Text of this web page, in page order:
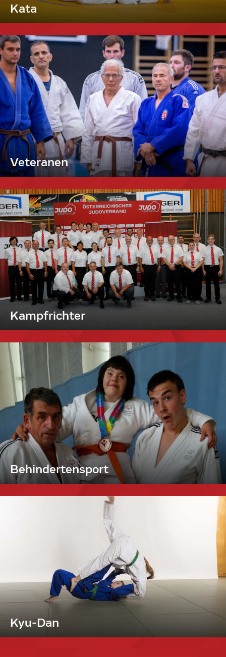
Kata
Veteranen
Kampfrichter
Behindertensport
Kyu-Dan